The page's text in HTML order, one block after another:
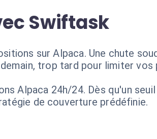
Swiftask
sur Alpaca. Une chute
trop tard pour limiter vos
Alpaca 24h/24. Dès qu'un
de couverture prédéfinie.